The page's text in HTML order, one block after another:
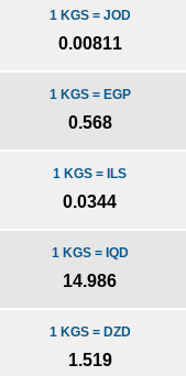
1 KGS = JOD
0.00811
1 KGS = EGP
0.568
1 KGS = ILS
0.0344
1 KGS = IQD
14.986
1 KGS = DZD
1.519